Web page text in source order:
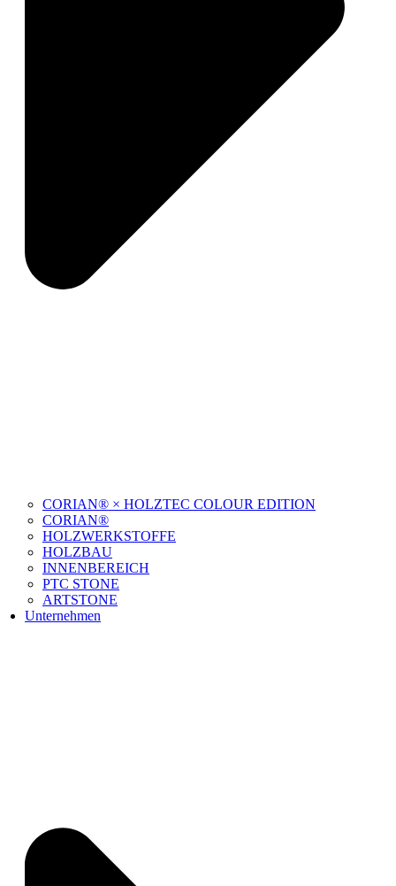
CORIAN® × HOLZTEC COLOUR EDITION
CORIAN®
HOLZWERKSTOFFE
HOLZBAU
INNENBEREICH
PTC STONE
ARTSTONE
Unternehmen